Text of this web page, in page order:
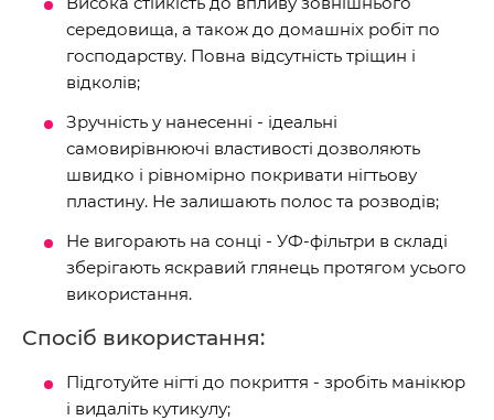
середовища, а також до домашніх робіт по
господарству. Повна відсутність тріщин і
відколів;
Зручність у нанесенні - ідеальні
самовирівнюючі властивості дозволяють
швидко і рівномірно покривати нігтьову
пластину. Не залишають полос та розводів;
Не вигорають на сонці - УФ-фільтри в складі
зберігають яскравий глянець протягом усього
використання.
Спосіб використання:
Підготуйте нігті до покриття - зробіть манікюр
і видаліть кутикулу;